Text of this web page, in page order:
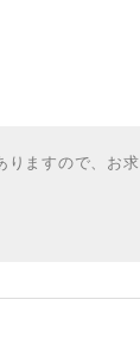
りますので、お求